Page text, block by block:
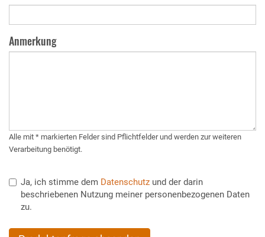
Anmerkung
Alle mit * markierten Felder sind Pflichtfelder und werden zur weiteren
Verarbeitung benötigt.
Ja, ich stimme dem Datenschutz und der darin
beschriebenen Nutzung meiner personenbezogenen Daten
zu.